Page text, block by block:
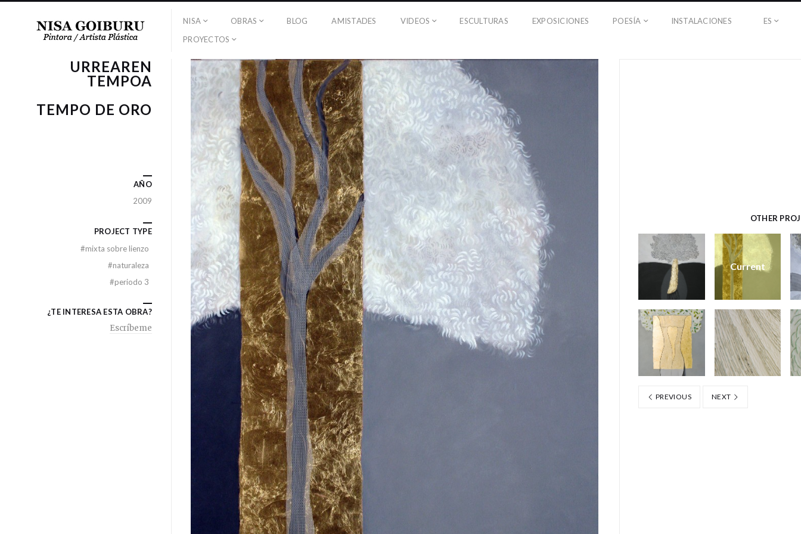
NISA OBRAS BLOG AMISTADES VIDEOS ESCULTURAS EXPOSICIONES POESÍA
INSTALACIONES
PROYECTOS
ES
OTHER
Current
PREVIOUS NEXT
URREAREN
TEMPOA
TEMPO DE ORO
AÑO
2009
PROJECT TYPE
#mixta sobre lienzo
#naturaleza
#periodo 3
¿TE INTERESA ESTA OBRA?
Escríbeme